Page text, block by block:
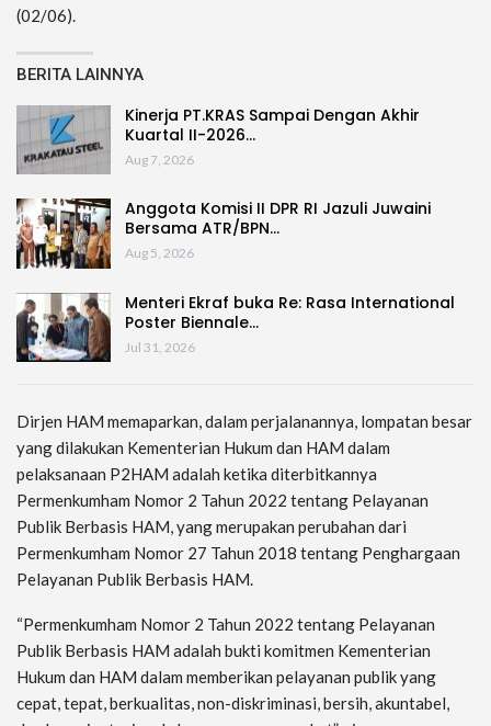
(02/06).
BERITA LAINNYA
Kinerja PT.KRAS Sampai Dengan Akhir
Kuartal II-2026…
Aug 7, 2026
Anggota Komisi II DPR RI Jazuli Juwaini
Bersama ATR/BPN…
Aug 5, 2026
Menteri Ekraf buka Re: Rasa International
Poster Biennale…
Jul 31, 2026
Dirjen HAM memaparkan, dalam perjalanannya, lompatan besar
yang dilakukan Kementerian Hukum dan HAM dalam
pelaksanaan P2HAM adalah ketika diterbitkannya
Permenkumham Nomor 2 Tahun 2022 tentang Pelayanan
Publik Berbasis HAM, yang merupakan perubahan dari
Permenkumham Nomor 27 Tahun 2018 tentang Penghargaan
Pelayanan Publik Berbasis HAM.
“Permenkumham Nomor 2 Tahun 2022 tentang Pelayanan
Publik Berbasis HAM adalah bukti komitmen Kementerian
Hukum dan HAM dalam memberikan pelayanan publik yang
cepat, tepat, berkualitas, non-diskriminasi, bersih, akuntabel,